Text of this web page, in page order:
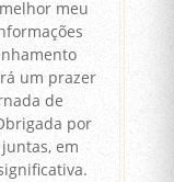
meu
um prazer
de
por
em